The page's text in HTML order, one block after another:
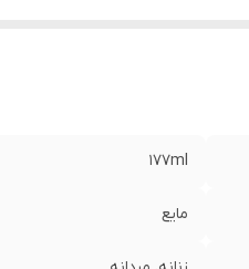
177ml
مایع